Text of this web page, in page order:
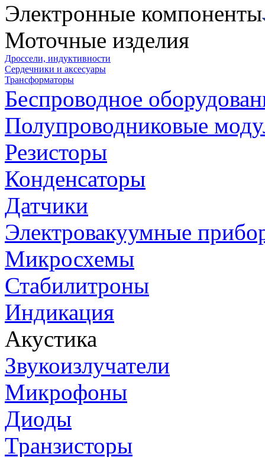
Электронные компоненты
Моточные изделия
Дроссели, индуктивности
Сердечники и аксесуары
Трансформаторы
Беспроводное
Полупроводниковые
Резисторы
Конденсаторы
Датчики
Электровакуумные
Микросхемы
Стабилитроны
Индикация
Акустика
Звукоизлучатели
Микрофоны
Диоды
Транзисторы